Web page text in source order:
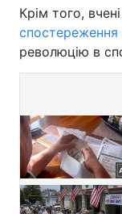
Крім того,
революцію в